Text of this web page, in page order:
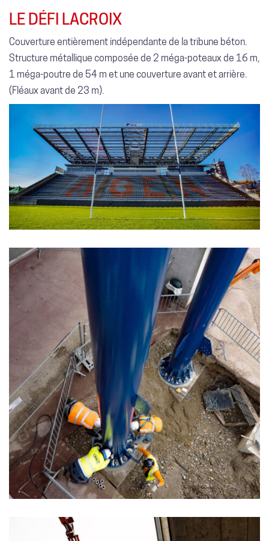
LE DÉFI LACROIX
Couverture entièrement indépendante de la tribune béton.
Structure métallique composée de 2 méga-poteaux de 16 m,
1 méga-poutre de 54 m et une couverture avant et arrière.
(Fléaux avant de 23 m).